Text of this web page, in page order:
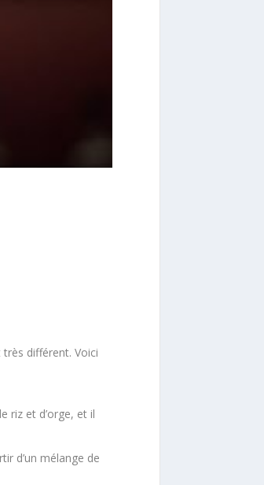
différent. Voici
riz et d’orge, et il
d’un mélange de